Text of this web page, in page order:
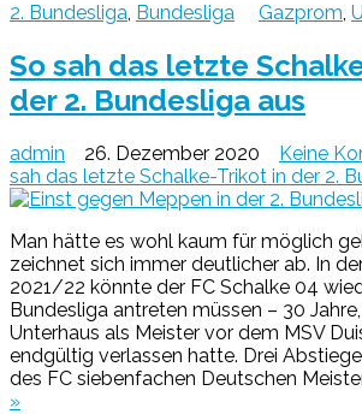
2. Bundesliga, Bundesliga Gazprom,
So sah das letzte
der 2. Bundesliga aus
admin 26. Dezember 2020 Keine
sah das letzte Schalke-Trikot in der 2.
Man hätte es wohl kaum für möglich
zeichnet sich immer deutlicher ab. In
2021/22 könnte der FC Schalke 04
Bundesliga antreten müssen – 30
Unterhaus als Meister vor dem MSV
endgültig verlassen hatte. Drei
des FC siebenfachen Deutschen
»